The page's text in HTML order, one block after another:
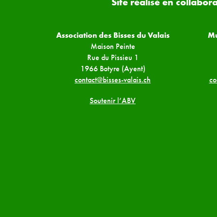
Association des Bisses du Valais
Maison Peinte
Rue du Pissieu 1
1966 Botyre (Ayent)
contact@bisses-valais.ch
Soutenir l’ABV